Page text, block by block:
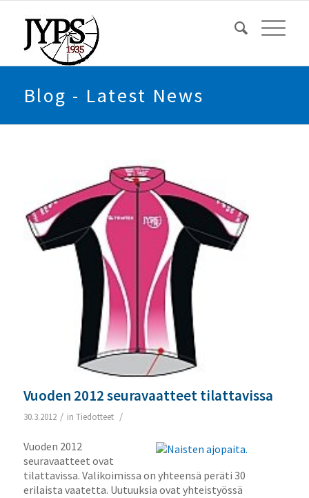
Blog - Latest News
Vuoden 2012 seuravaatteet tilattavissa
30.3.2012 / in Tiedotteet /
Vuoden 2012
seuravaatteet ovat
tilattavissa. Valikoimissa on yhteensä peräti 30
erilaista vaatetta. Uutuuksia ovat yhteistyössä